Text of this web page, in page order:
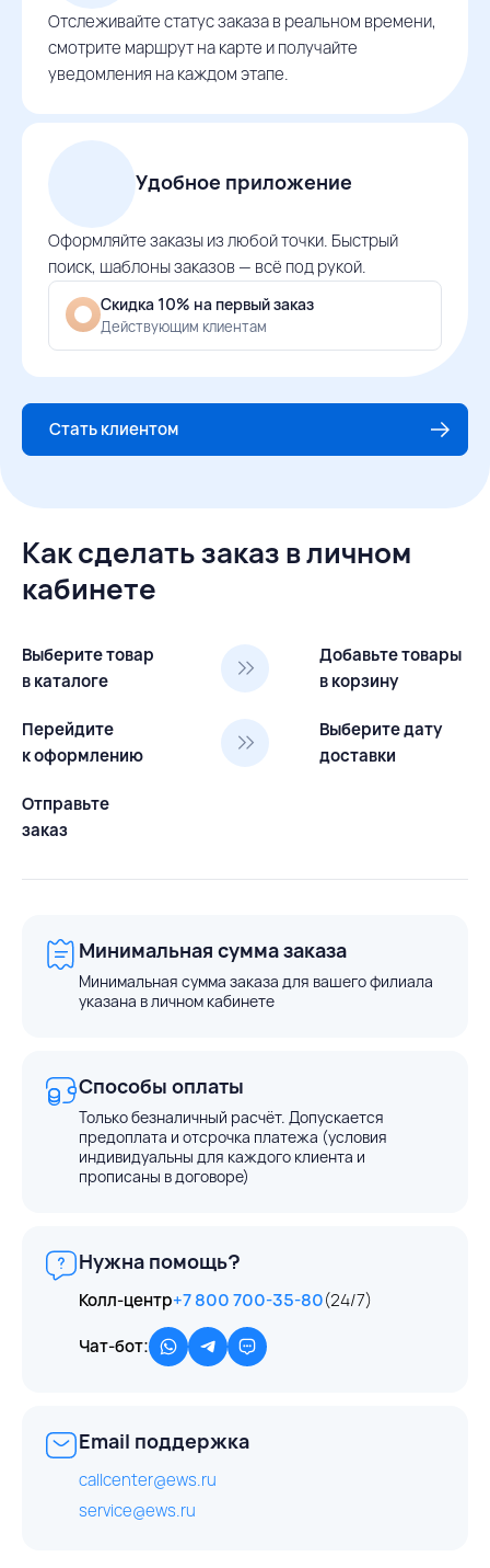
Отслеживайте статус заказа в реальном времени,
смотрите маршрут на карте и получайте
уведомления на каждом этапе.
Удобное приложение
Оформляйте заказы из любой точки. Быстрый
поиск, шаблоны заказов — всё под рукой.
Скидка 10% на первый заказ
Действующим клиентам
Стать клиентом
Как сделать заказ в личном
кабинете
Выберите товар
в каталоге
Добавьте товары
в корзину
Перейдите
к оформлению
Выберите дату
доставки
Отправьте
заказ
Минимальная сумма заказа
Минимальная сумма заказа для вашего филиала
указана в личном кабинете
Способы оплаты
Только безналичный расчёт. Допускается
предоплата и отсрочка платежа (условия
индивидуальны для каждого клиента и
прописаны в договоре)
Нужна помощь?
Колл-центр+7 800 700-35-80(24/7)
Чат-бот:
Email поддержка
callcenter@ews.ru
service@ews.ru